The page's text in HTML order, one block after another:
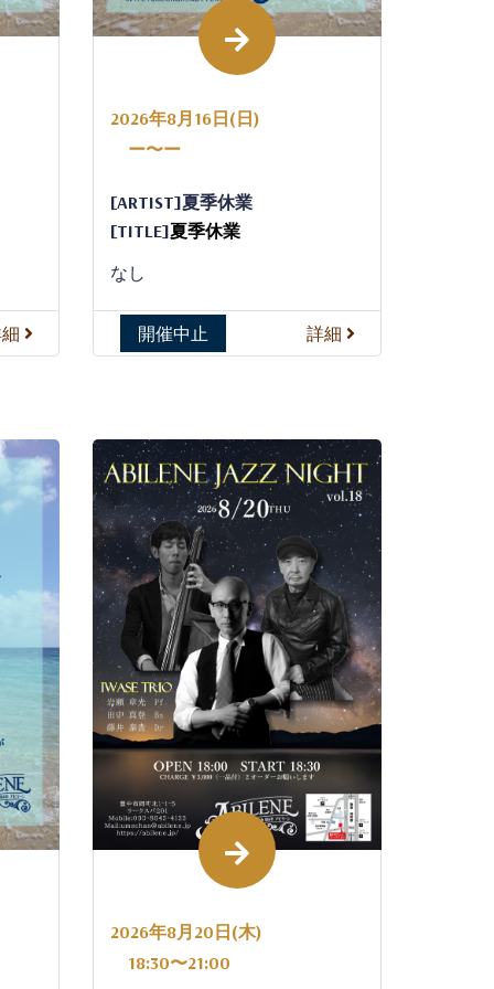
2026年8月16日(日)
ー〜ー
[ARTIST]夏季休業
[TITLE]夏季休業
なし
開催中止 詳細
2026年8月20日(木)
18:30〜21:00